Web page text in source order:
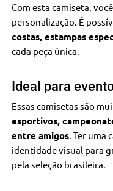
Com esta camiseta,
personalização. É
costas, estampas
cada peça única.
Ideal para
Essas camisetas são
esportivos,
entre amigos. Ter uma
identidade visual para
pela seleção brasileira.